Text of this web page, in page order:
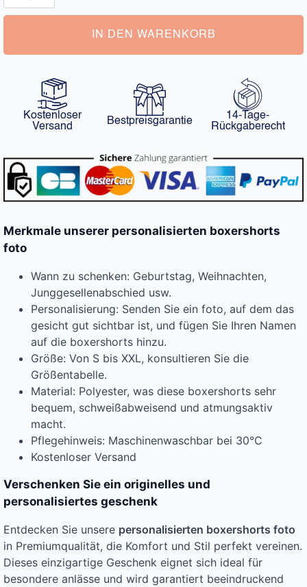
Menge
IN DEN WARENKORB
Kostenloser
Versand
Bestpreisgarantie
14-Tage-
Rückgaberecht
Merkmale unserer personalisierten boxershorts
foto
Wann zu schenken: Geburtstag, Weihnachten,
Junggesellenabschied usw.
Personalisierung: Senden Sie ein foto, auf dem das
gesicht gut sichtbar ist, und fügen Sie Ihren Namen
auf die boxershorts hinzu.
Größe: Von S bis XXL, konsultieren Sie die
Größentabelle.
Material: Polyester, was diese boxershorts sehr
bequem, schweißabweisend und atmungsaktiv
macht.
Pflegehinweis: Maschinenwaschbar bei 30°C
Kostenloser Versand
Verschenken Sie ein originelles und
personalisiertes geschenk
Entdecken Sie unsere personalisierten boxershorts foto
in Premiumqualität, die Komfort und Stil perfekt vereinen.
Dieses einzigartige Geschenk eignet sich ideal für
besondere anlässe und wird garantiert beeindruckend